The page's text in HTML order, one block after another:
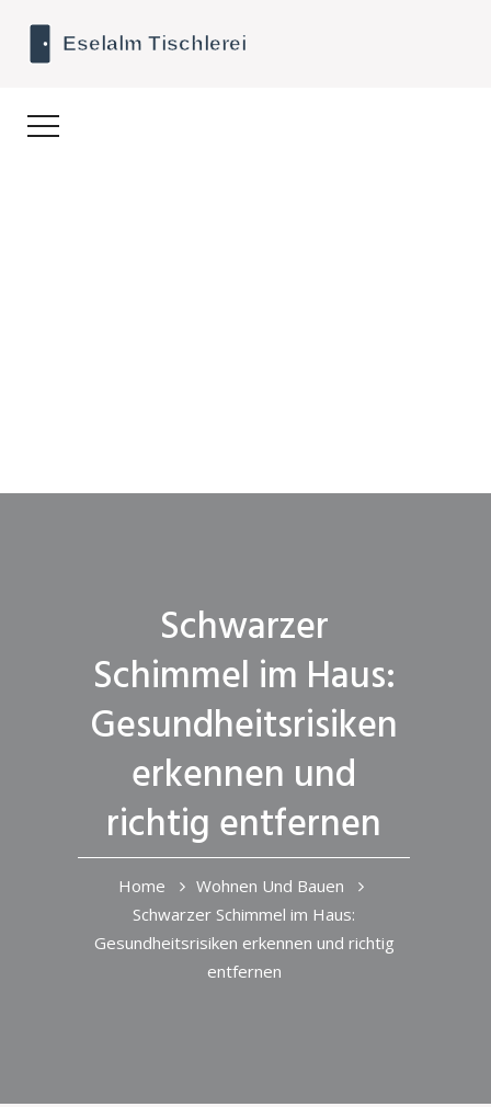
Schwarzer
Schimmel im Haus:
Gesundheitsrisiken
erkennen und
richtig entfernen
Home
Wohnen Und Bauen
Schwarzer Schimmel im Haus:
Gesundheitsrisiken erkennen und richtig
entfernen